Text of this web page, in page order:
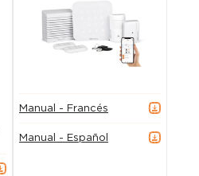
Manual - Francés
Manual - Español